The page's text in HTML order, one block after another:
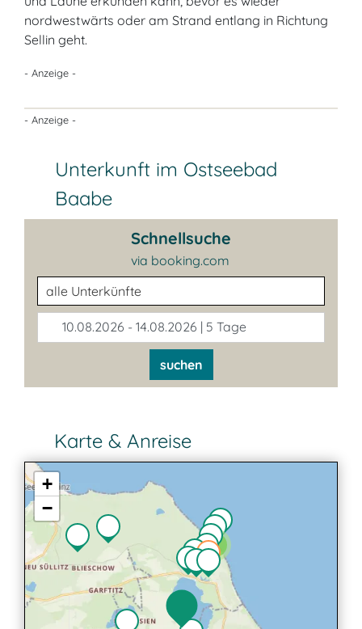
nordwestwärts oder am Strand entlang in Richtung
Sellin geht.
- Anzeige -
- Anzeige -
Unterkunft im Ostseebad
Baabe
Schnellsuche
via booking.com
Unterkunftsart
10.08.2026 - 14.08.2026 | 5 Tage
suchen
Karte & Anreise
2
+
−